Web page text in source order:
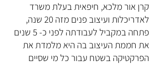
קרן אור מלכא, חיפאית בעלת משרד
לאדריכלות ועיצוב פנים מזה 20 שנה,
פתחה במקביל לעבודתה לפני כ- 5 שנים
את חממת העיצוב בה היא מלמדת את
הפרקטיקה בשטח עבור כל מי שסיים